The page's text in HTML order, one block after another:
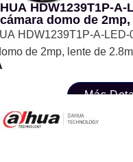
HDW1239T1P-A-
domo de
micrófono
m
HDW1239T1P-A-LED-
de 2mp, lente de
integrado, luz blanca 15
Más